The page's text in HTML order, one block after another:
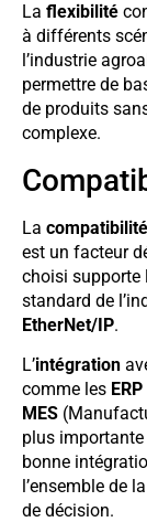
La flexibilité
à différents
l’industrie
permettre de
de produits
complexe.
La compatibilité
est un facteur
choisi supporte
standard de
EtherNet/IP.
L’intégration
comme les ERP
MES
plus importante
bonne
l’ensemble de
de décision.